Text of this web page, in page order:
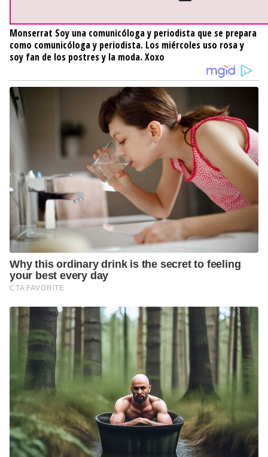
Monserrat Soy una comunicóloga y periodista que se prepara
como comunicóloga y periodista. Los miércoles uso rosa y
soy fan de los postres y la moda. Xoxo